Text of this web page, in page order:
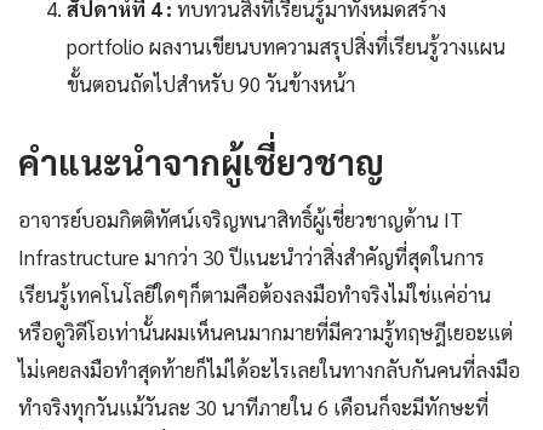
สัปดาห์ที่ 4 : ทบทวนสิ่งที่เรียนรู้มาทั้งหมดสร้าง
portfolio ผลงานเขียนบทความสรุปสิ่งที่เรียนรู้วางแผน
ขั้นตอนถัดไปสำหรับ 90 วันข้างหน้า
คำแนะนำจากผู้เชี่ยวชาญ
อาจารย์บอมกิตติทัศน์เจริญพนาสิทธิ์ผู้เชี่ยวชาญด้าน IT
Infrastructure มากว่า 30 ปีแนะนำว่าสิ่งสำคัญที่สุดในการ
เรียนรู้เทคโนโลยีใดๆก็ตามคือต้องลงมือทำจริงไม่ใช่แค่อ่าน
หรือดูวิดีโอเท่านั้นผมเห็นคนมากมายที่มีความรู้ทฤษฎีเยอะแต่
ไม่เคยลงมือทำสุดท้ายก็ไม่ได้อะไรเลยในทางกลับกันคนที่ลงมือ
ทำจริงทุกวันแม้วันละ 30 นาทีภายใน 6 เดือนก็จะมีทักษะที่